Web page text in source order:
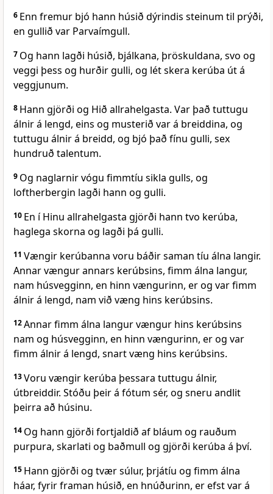
6 Enn fremur bjó hann húsið dýrindis steinum til prýði,
en gullið var Parvaímgull.
7 Og hann lagði húsið, bjálkana, þröskuldana, svo og
veggi þess og hurðir gulli, og lét skera kerúba út á
veggjunum.
8 Hann gjörði og Hið allrahelgasta. Var það tuttugu
álnir á lengd, eins og musterið var á breiddina, og
tuttugu álnir á breidd, og bjó það fínu gulli, sex
hundruð talentum.
9 Og naglarnir vógu fimmtíu sikla gulls, og
loftherbergin lagði hann og gulli.
10 En í Hinu allrahelgasta gjörði hann tvo kerúba,
haglega skorna og lagði þá gulli.
11 Vængir kerúbanna voru báðir saman tíu álna langir.
Annar vængur annars kerúbsins, fimm álna langur,
nam húsvegginn, en hinn vængurinn, er og var fimm
álnir á lengd, nam við væng hins kerúbsins.
12Annar fimm álna langur vængur hins kerúbsins
nam og húsvegginn, en hinn vængurinn, er og var
fimm álnir á lengd, snart væng hins kerúbsins.
13Voru vængir kerúba þessara tuttugu álnir,
útbreiddir. Stóðu þeir á fótum sér, og sneru andlit
þeirra að húsinu.
14 Og hann gjörði fortjaldið af bláum og rauðum
purpura, skarlati og baðmull og gjörði kerúba á því.
15 Hann gjörði og tvær súlur, þrjátíu og fimm álna
háar, fyrir framan húsið, en hnúðurinn, er efst var á